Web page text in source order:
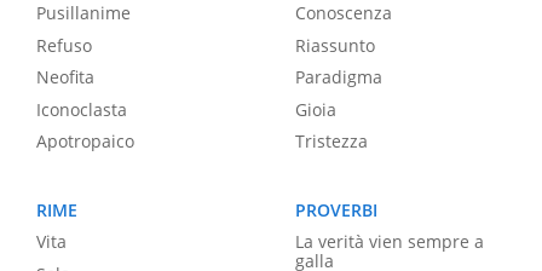
Pusillanime
Refuso
Neofita
Iconoclasta
Apotropaico
Conoscenza
Riassunto
Paradigma
Gioia
Tristezza
RIME
Vita
PROVERBI
La verità vien sempre a
galla